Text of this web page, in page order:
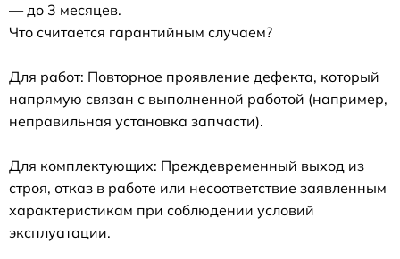
— до 3 месяцев.
Что считается гарантийным случаем?
Для работ: Повторное проявление дефекта, который
напрямую связан с выполненной работой (например,
неправильная установка запчасти).
Для комплектующих: Преждевременный выход из
строя, отказ в работе или несоответствие заявленным
характеристикам при соблюдении условий
эксплуатации.